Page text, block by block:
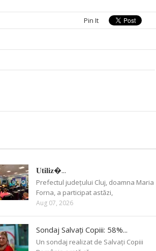
Pin It
𝐔𝐭𝐢𝐥𝐢𝐳�...
Prefectul județului Cluj, doamna Maria
Forna, a participat astăzi,
Aug 07, 2026
Sondaj Salvați Copiii: 58%...
Un sondaj realizat de Salvați Copiii